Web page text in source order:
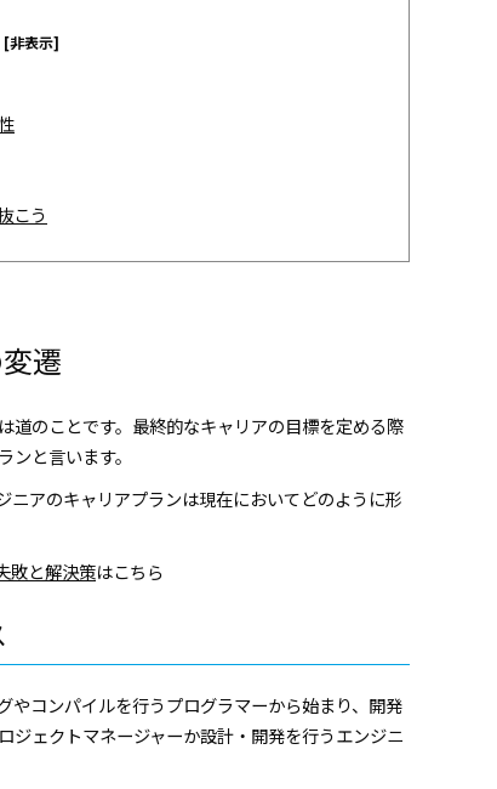
[非表示]
こう
遷
道のことです。最終的なキャリアの目標を定める際
と言います。
アのキャリアプランは現在においてどのように形
敗と解決策はこちら
やコンパイルを行うプログラマーから始まり、開発
ジェクトマネージャーか設計・開発を行うエンジニ